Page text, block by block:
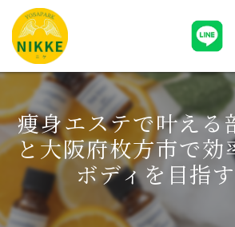
痩身エステで叶える
と大阪府枚方市で効
ボディを目指